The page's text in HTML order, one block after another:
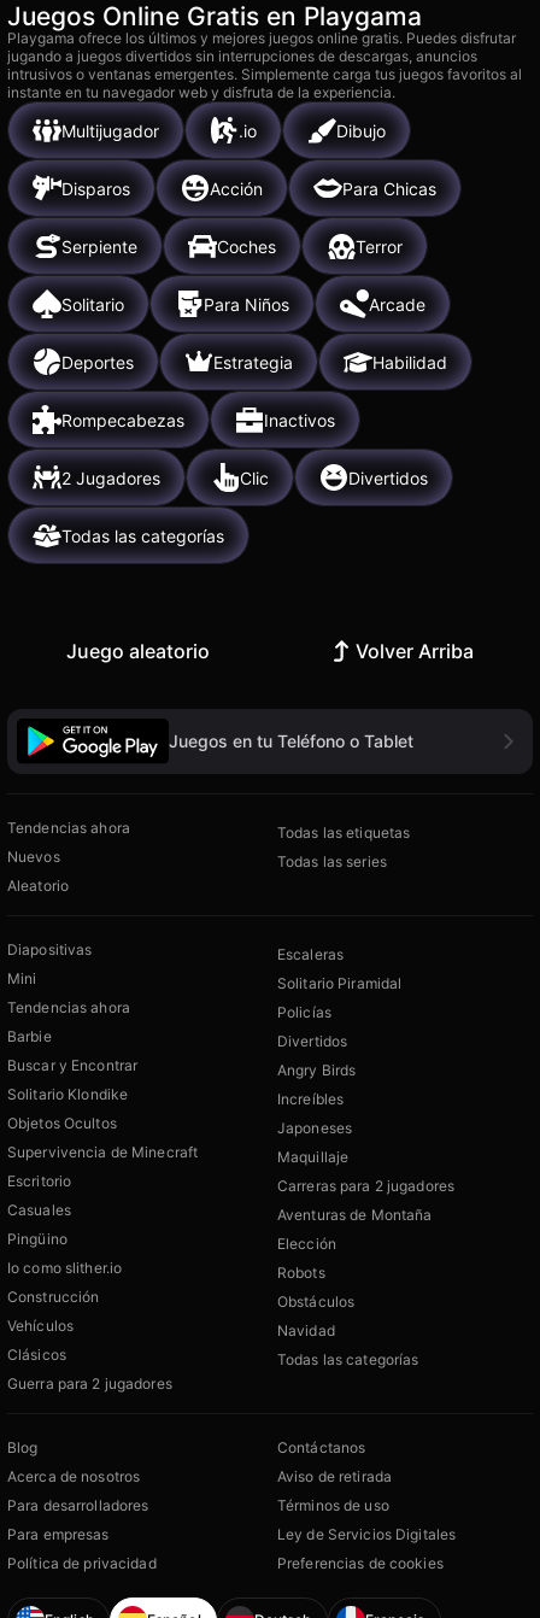
Juegos Online Gratis en Playgama
Playgama ofrece los últimos y mejores juegos online gratis. Puedes disfrutar
jugando a juegos divertidos sin interrupciones de descargas, anuncios
intrusivos o ventanas emergentes. Simplemente carga tus juegos favoritos al
instante en tu navegador web y disfruta de la experiencia.
Multijugador .io Dibujo
Disparos Acción Para Chicas
Serpiente Coches Terror
Solitario Para Niños Arcade
Deportes Estrategia Habilidad
Rompecabezas Inactivos
2 Jugadores Clic Divertidos
Todas las categorías
Juego aleatorio Volver Arriba
Juegos en tu Teléfono o Tablet
Tendencias ahora
Nuevos
Aleatorio
Todas las etiquetas
Todas las series
Diapositivas
Mini
Tendencias ahora
Barbie
Buscar y Encontrar
Solitario Klondike
Objetos Ocultos
Supervivencia de Minecraft
Escritorio
Casuales
Pingüino
Io como slither.io
Construcción
Vehículos
Clásicos
Guerra para 2 jugadores
Escaleras
Solitario Piramidal
Policías
Divertidos
Angry Birds
Increíbles
Japoneses
Maquillaje
Carreras para 2 jugadores
Aventuras de Montaña
Elección
Robots
Obstáculos
Navidad
Todas las categorías
Blog
Acerca de nosotros
Para desarrolladores
Para empresas
Política de privacidad
Contáctanos
Aviso de retirada
Términos de uso
Ley de Servicios Digitales
Preferencias de cookies